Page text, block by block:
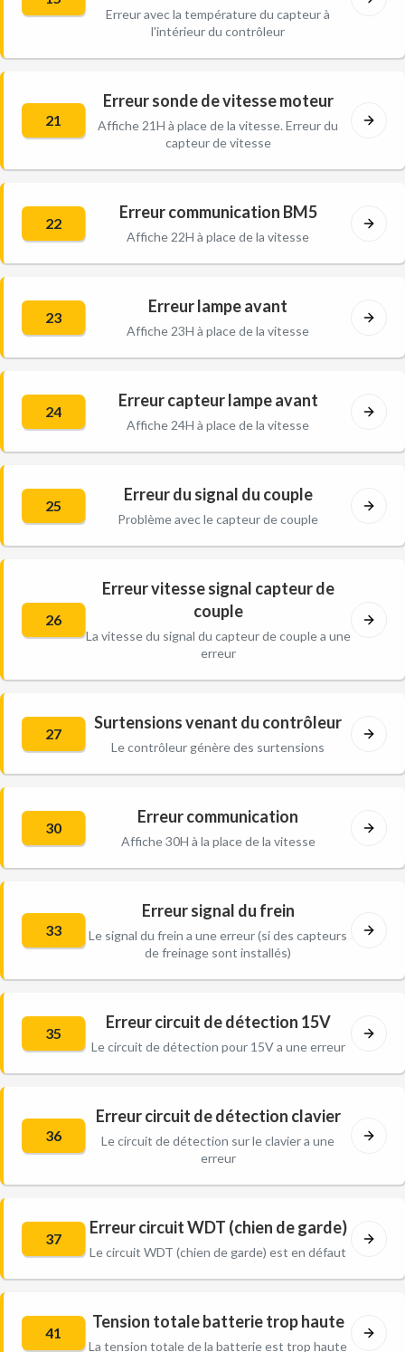
Erreur avec la température du capteur à
l'intérieur du contrôleur
21
Erreur sonde de vitesse moteur
Affiche 21H à place de la vitesse. Erreur du
capteur de vitesse
22
Erreur communication BM5
Affiche 22H à place de la vitesse
23
Erreur lampe avant
Affiche 23H à place de la vitesse
24
Erreur capteur lampe avant
Affiche 24H à place de la vitesse
25
Erreur du signal du couple
Problème avec le capteur de couple
26
Erreur vitesse signal capteur de
couple
La vitesse du signal du capteur de couple a une
erreur
27
Surtensions venant du contrôleur
Le contrôleur génère des surtensions
30
Erreur communication
Affiche 30H à la place de la vitesse
33
Erreur signal du frein
Le signal du frein a une erreur (si des capteurs
de freinage sont installés)
35
Erreur circuit de détection 15V
Le circuit de détection pour 15V a une erreur
36
Erreur circuit de détection clavier
Le circuit de détection sur le clavier a une
erreur
37
Erreur circuit WDT (chien de garde)
Le circuit WDT (chien de garde) est en défaut
41
Tension totale batterie trop haute
La tension totale de la batterie est trop haute